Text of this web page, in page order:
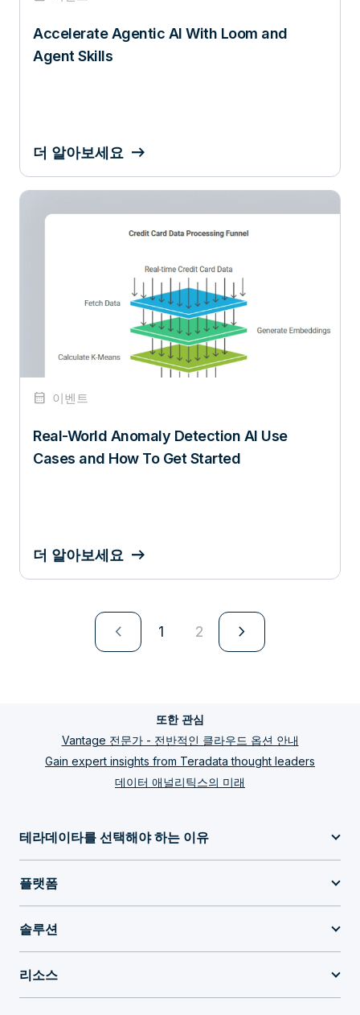
Accelerate Agentic AI With Loom and
Agent Skills
더 알아보세요
calendar_month 이벤트
Real-World Anomaly Detection AI Use
Cases and How To Get Started
더 알아보세요
navigate_next 1 2 navigate_next
또한 관심
Vantage 전문가 - 전반적인 클라우드 옵션 안내
Gain expert insights from Teradata thought leaders
데이터 애널리틱스의 미래
테라데이타를 선택해야 하는 이유
플랫폼
솔루션
리소스